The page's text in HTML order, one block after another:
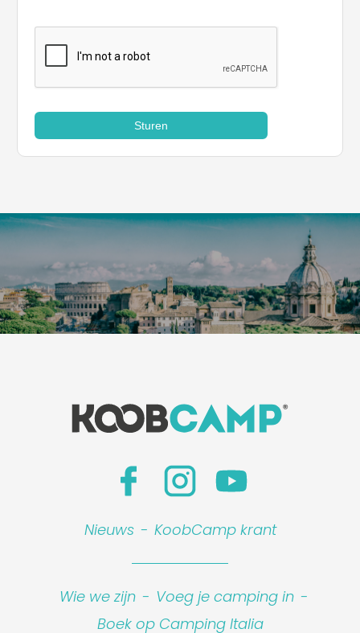
Sturen
Nieuws - KoobCamp krant
Wie we zijn - Voeg je camping in -
Boek op Camping Italia